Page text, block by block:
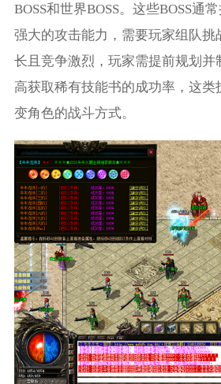
BOSS和世界BOSS。这些BOSS通
强大的攻击能力，需要玩家组队挑
长且竞争激烈，玩家需提前规划并
高获取稀有技能书的成功率，这类
变角色的战斗方式。